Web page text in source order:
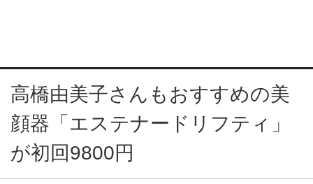
高橋由美子さんもおすすめの美
顔器「エステナードリフティ」
が初回9800円